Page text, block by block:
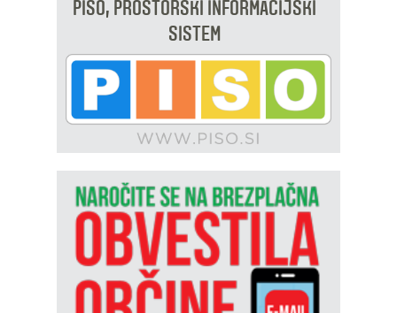
PISO, PROSTORSKI INFORMACIJSKI
SISTEM